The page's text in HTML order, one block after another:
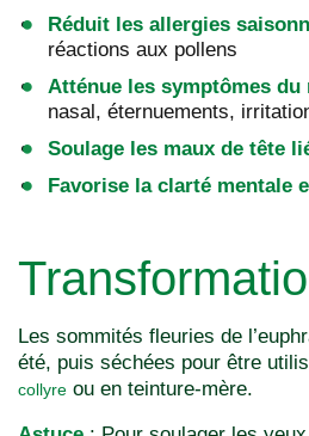
Réduit les allergies
réactions aux pollens
Atténue les symptômes du
nasal, éternuements,
Soulage les maux de tête
Favorise la clarté mentale
Les sommités fleuries de
été, puis séchées pour être
collyre ou en teinture-mère.